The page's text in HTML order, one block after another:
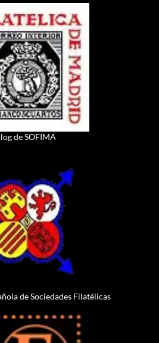
de SOFIMA
de Sociedades Filatélicas